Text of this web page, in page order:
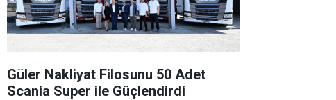
Güler Nakliyat Filosunu 50 Adet
Scania Super ile Güçlendirdi